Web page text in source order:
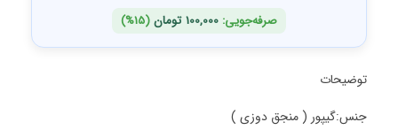
صرفه‌جویی: 100,000 تومان(15%)
توضیحات
جنس:گیپور ( منجق دوزی )